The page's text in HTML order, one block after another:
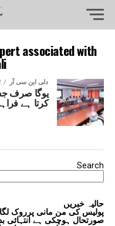
associated with
دلی این سی آر
یوگا صرف
کرتا ہے
Search
حالیہ خبریں
پولیس کی من مانی پرروک
صورتحال ہوچکی ہے انتہائی